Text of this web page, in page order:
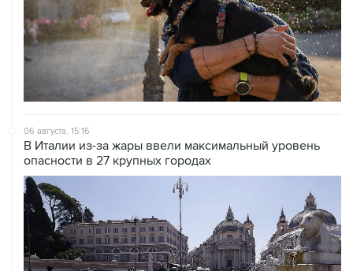
06 августа, 15:16
В Италии из-за жары ввели максимальный уровень
опасности в 27 крупных городах